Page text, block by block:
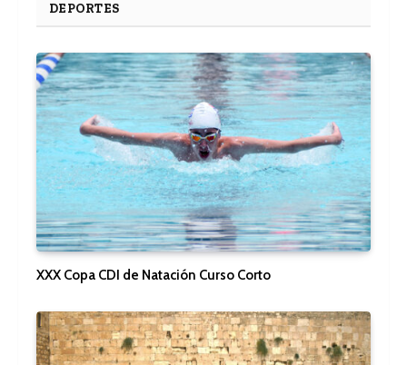
DEPORTES
XXX Copa CDI de Natación Curso Corto